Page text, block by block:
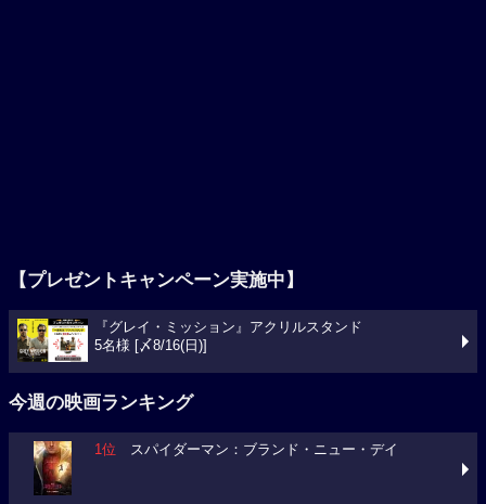
【プレゼントキャンペーン実施中】
『グレイ・ミッション』アクリルスタンド
5名様 [〆8/16(日)]
今週の映画ランキング
1位 スパイダーマン：ブランド・ニュー・デイ